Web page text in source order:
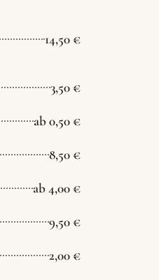
14,50 €
3,50 €
ab 0,50 €
8,50 €
ab 4,00 €
9,50 €
2,00 €